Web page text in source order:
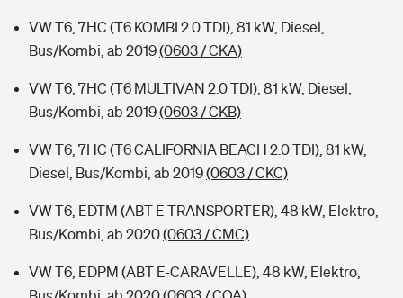
VW T6, 7HC (T6 KOMBI 2.0 TDI), 81 kW, Diesel,
Bus/Kombi, ab 2019(0603 / CKA)
VW T6, 7HC (T6 MULTIVAN 2.0 TDI), 81 kW, Diesel,
Bus/Kombi, ab 2019(0603 / CKB)
VW T6, 7HC (T6 CALIFORNIA BEACH 2.0 TDI), 81 kW,
Diesel, Bus/Kombi, ab 2019(0603 / CKC)
VW T6, EDTM (ABT E-TRANSPORTER), 48 kW, Elektro,
Bus/Kombi, ab 2020(0603 / CMC)
VW T6, EDPM (ABT E-CARAVELLE), 48 kW, Elektro,